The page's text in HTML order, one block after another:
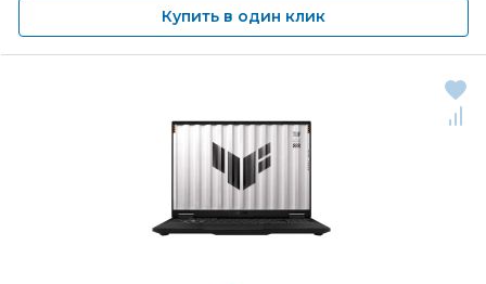
Купить в один клик